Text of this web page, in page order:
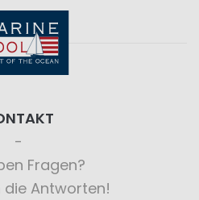
Fragen?
die Antworten!